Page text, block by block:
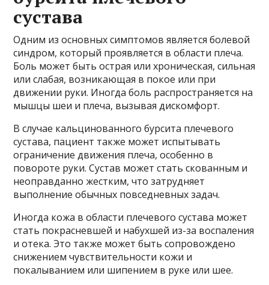
сустава
Одним из основных симптомов является болевой
синдром, который проявляется в области плеча.
Боль может быть острая или хроническая, сильная
или слабая, возникающая в покое или при
движении руки. Иногда боль распространяется на
мышцы шеи и плеча, вызывая дискомфорт.
В случае кальцинованного бурсита плечевого
сустава, пациент также может испытывать
ограничение движения плеча, особенно в
повороте руки. Сустав может стать скованным и
неоправданно жестким, что затрудняет
выполнение обычных повседневных задач.
Иногда кожа в области плечевого сустава может
стать покрасневшей и набухшей из-за воспаления
и отека. Это также может быть сопровождено
снижением чувствительности кожи и
покалыванием или шипением в руке или шее.